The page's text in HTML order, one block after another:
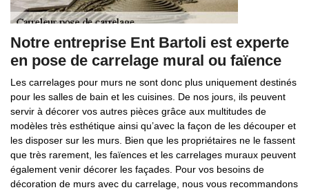
Notre entreprise Ent Bartoli est experte
en pose de carrelage mural ou faïence
Les carrelages pour murs ne sont donc plus uniquement destinés
pour les salles de bain et les cuisines. De nos jours, ils peuvent
servir à décorer vos autres pièces grâce aux multitudes de
modèles très esthétique ainsi qu’avec la façon de les découper et
les disposer sur les murs. Bien que les propriétaires ne le fassent
que très rarement, les faïences et les carrelages muraux peuvent
également venir décorer les façades. Pour vos besoins de
décoration de murs avec du carrelage, nous vous recommandons